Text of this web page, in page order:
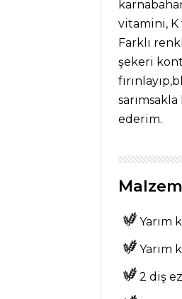
Kategoriler
MEZELER VE
Karides Turşusu
Tarifi, Nasıl Yapılır?
Midye Dolma
Lokmaları Tarifi,
vitamini, K
Farklı
şekeri
ederim.
Yarım
Yarım
2 diş